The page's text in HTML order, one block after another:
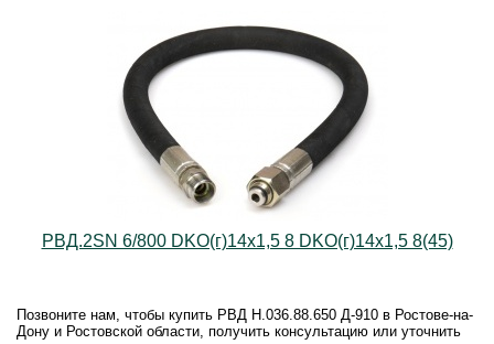
РВД.2SN 6/800 DKO(г)14х1,5 8 DKO(г)14х1,5 8(45)
Позвоните нам, чтобы купить РВД Н.036.88.650 Д-910 в Ростове-на-
Дону и Ростовской области, получить консультацию или уточнить